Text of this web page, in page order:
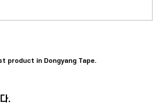
product in Dongyang Tape.
.